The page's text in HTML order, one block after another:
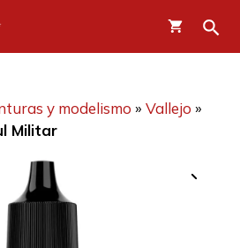
y modelismo » Vallejo »
Militar